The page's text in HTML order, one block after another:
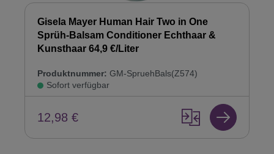
Gisela Mayer Human Hair Two in One
Sprüh-Balsam Conditioner Echthaar &
Kunsthaar 64,9 €/Liter
Produktnummer: GM-SpruehBals(Z574)
Sofort verfügbar
12,98 €